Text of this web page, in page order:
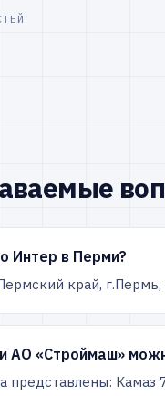
Интер в Перми?
край,
АО «Строймаш»
представлены: